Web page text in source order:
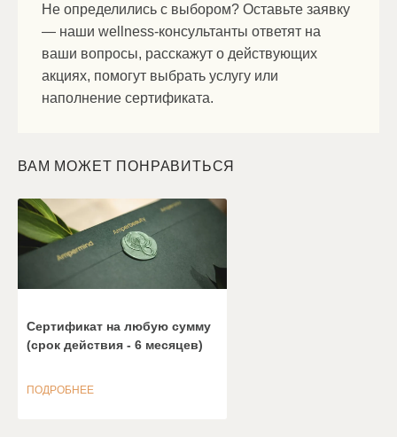
Не определились с выбором? Оставьте заявку
— наши wellness-консультанты ответят на
ваши вопросы, расскажут о действующих
акциях, помогут выбрать услугу или
наполнение сертификата.
ВАМ МОЖЕТ ПОНРАВИТЬСЯ
Сертификат на любую сумму
(срок действия - 6 месяцев)
ПОДРОБНЕЕ